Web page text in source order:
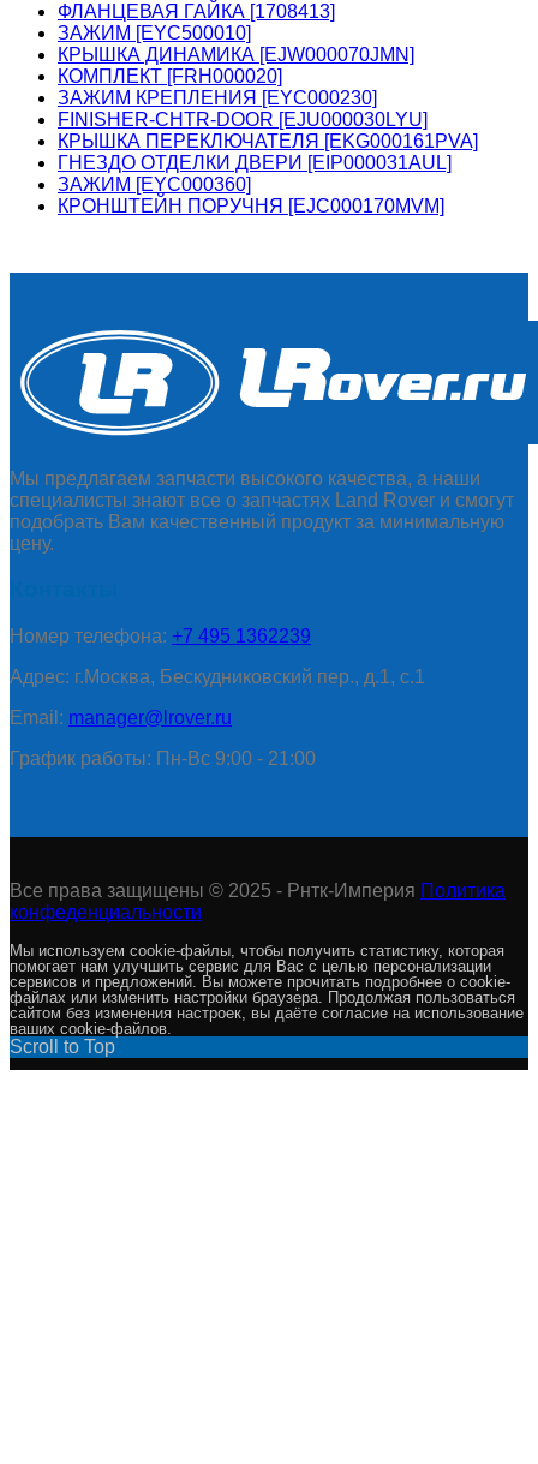
ФЛАНЦЕВАЯ ГАЙКА [1708413]
ЗАЖИМ [EYC500010]
КРЫШКА ДИНАМИКА [EJW000070JMN]
КОМПЛЕКТ [FRH000020]
ЗАЖИМ КРЕПЛЕНИЯ [EYC000230]
FINISHER-CHTR-DOOR [EJU000030LYU]
КРЫШКА ПЕРЕКЛЮЧАТЕЛЯ [EKG000161PVA]
ГНЕЗДО ОТДЕЛКИ ДВЕРИ [EIP000031AUL]
ЗАЖИМ [EYC000360]
КРОНШТЕЙН ПОРУЧНЯ [EJC000170MVM]
Мы предлагаем запчасти высокого качества, а наши
специалисты знают все о запчастях Land Rover и смогут
подобрать Вам качественный продукт за минимальную
цену.
Номер телефона: +7 495 1362239
Адрес: г.Москва, Бескудниковский пер., д.1, с.1
Email: manager@lrover.ru
График работы: Пн-Вс 9:00 - 21:00
Все права защищены © 2025 - Рнтк-Империя Политика
конфеденциальности
Мы используем cookie-файлы, чтобы получить статистику, которая
помогает нам улучшить сервис для Вас с целью персонализации
сервисов и предложений. Вы можете прочитать подробнее о cookie-
файлах или изменить настройки браузера. Продолжая пользоваться
сайтом без изменения настроек, вы даёте согласие на использование
ваших cookie-файлов.
Scroll to Top